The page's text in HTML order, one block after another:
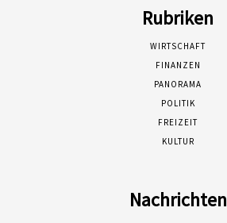
Rubriken
WIRTSCHAFT
FINANZEN
PANORAMA
POLITIK
FREIZEIT
KULTUR
Nachrichten